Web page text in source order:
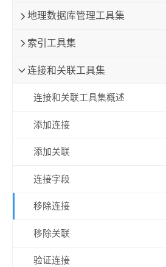
地理数据库管理工具集
索引工具集
连接和关联工具集
连接和关联工具集概述
添加连接
添加关联
连接字段
移除连接
移除关联
验证连接